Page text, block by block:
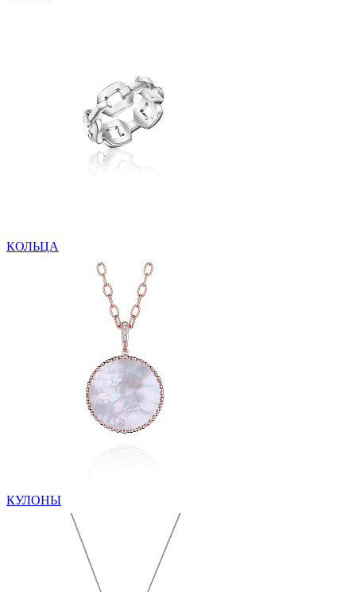
КОЛЬЦА
КУЛОНЫ